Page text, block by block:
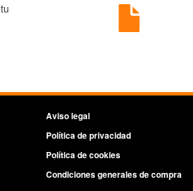
Aviso legal
Política de privacidad
Política de cookies
Condiciones generales de compra